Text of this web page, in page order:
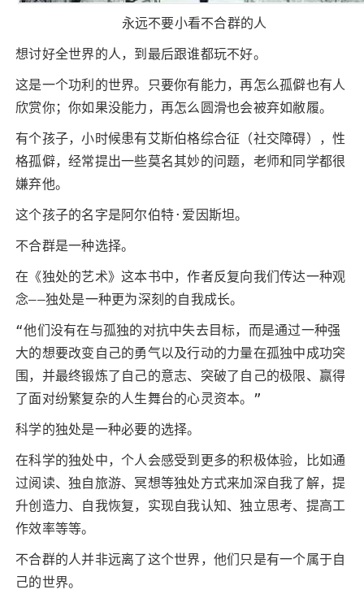
永远不要小看不合群的人
想讨好全世界的人，到最后跟谁都玩不好。
这是一个功利的世界。只要你有能力，再怎么孤僻也有人
欣赏你；你如果没能力，再怎么圆滑也会被弃如敝履。
有个孩子，小时候患有艾斯伯格综合征（社交障碍），性
格孤僻，经常提出一些莫名其妙的问题，老师和同学都很
嫌弃他。
这个孩子的名字是阿尔伯特·爱因斯坦。
不合群是一种选择。
在《独处的艺术》这本书中，作者反复向我们传达一种观
念——独处是一种更为深刻的自我成长。
“他们没有在与孤独的对抗中失去目标，而是通过一种强
大的想要改变自己的勇气以及行动的力量在孤独中成功突
围，并最终锻炼了自己的意志、突破了自己的极限、赢得
了面对纷繁复杂的人生舞台的心灵资本。”
科学的独处是一种必要的选择。
在科学的独处中，个人会感受到更多的积极体验，比如通
过阅读、独自旅游、冥想等独处方式来加深自我了解，提
升创造力、自我恢复，实现自我认知、独立思考、提高工
作效率等等。
不合群的人并非远离了这个世界，他们只是有一个属于自
己的世界。